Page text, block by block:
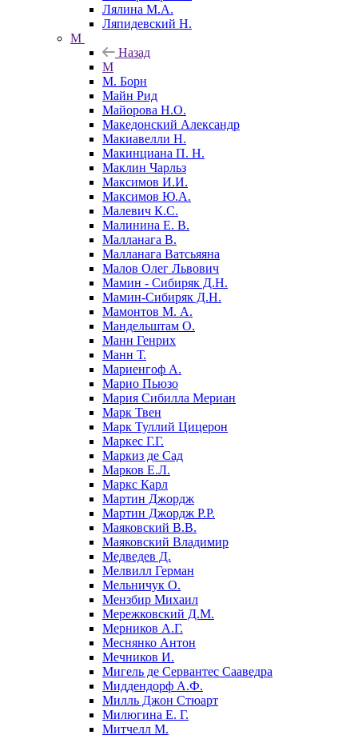
Лялина М.А.
Ляпидевский Н.
М
Назад
М
М. Борн
Майн Рид
Майорова Н.О.
Македонский Александр
Макиавелли Н.
Макинциана П. Н.
Маклин Чарльз
Максимов И.И.
Максимов Ю.А.
Малевич К.С.
Малинина Е. В.
Малланага В.
Малланага Ватсьяяна
Малов Олег Львович
Мамин - Сибиряк Д.Н.
Мамин-Сибиряк Д.Н.
Мамонтов М. А.
Мандельштам О.
Манн Генрих
Манн Т.
Мариенгоф А.
Марио Пьюзо
Мария Сибилла Мериан
Марк Твен
Марк Туллий Цицерон
Маркес Г.Г.
Маркиз де Сад
Марков Е.Л.
Маркс Карл
Мартин Джордж
Мартин Джордж Р.Р.
Маяковский В.В.
Маяковский Владимир
Медведев Д.
Мелвилл Герман
Мельничук О.
Мензбир Михаил
Мережковский Д.М.
Мерников А.Г.
Меснянко Антон
Мечников И.
Мигель де Сервантес Сааведра
Миддендорф А.Ф.
Милль Джон Стюарт
Милюгина Е. Г.
Митчелл М.